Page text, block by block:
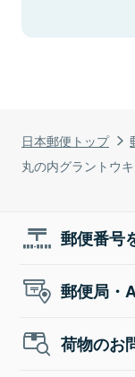
日本郵便トップ
丸の内グラントウ
郵便番号
郵便局・
荷物のお